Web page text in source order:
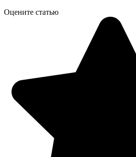
Оцените статью